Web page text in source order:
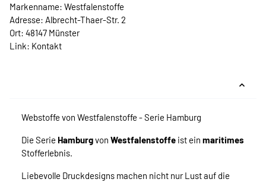
Markenname: Westfalenstoffe
Adresse: Albrecht-Thaer-Str. 2
Ort: 48147 Münster
Link: Kontakt
Webstoffe von Westfalenstoffe - Serie Hamburg
Die Serie Hamburgvon Westfalenstoffe ist ein maritimes
Stofferlebnis.
Liebevolle Druckdesigns machen nicht nur Lust auf die